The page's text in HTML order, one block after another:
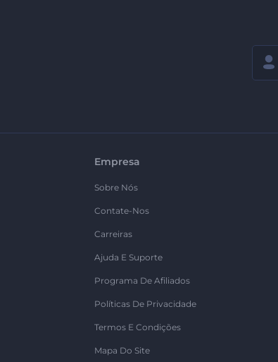
Empresa
Sobre Nós
Contate-Nos
Carreiras
Ajuda E Suporte
Programa De Afiliados
Políticas De Privacidade
Termos E Condições
Mapa Do Site